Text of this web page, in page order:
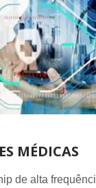
MÉDICAS
de alta